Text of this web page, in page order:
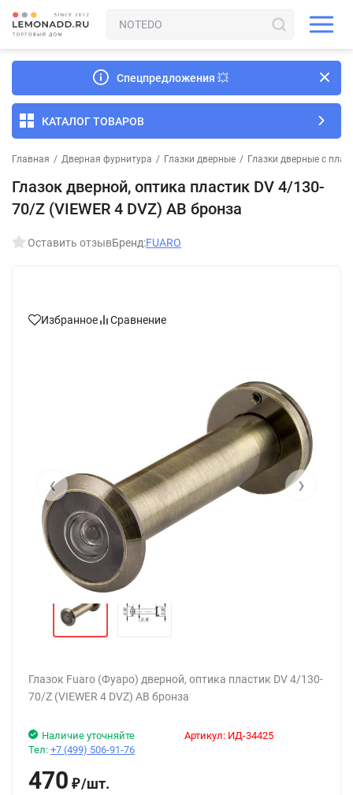
Спецпредложения 💥
КАТАЛОГ ТОВАРОВ
Главная / Дверная фурнитура / Глазки дверные / Глазки дверные с
Глазок дверной, оптика пластик DV 4/130-
70/Z (VIEWER 4 DVZ) AB бронза
Оставить отзывБренд:FUARO
Избранное Сравнение
‹ ›
Глазок Fuaro (Фуаро) дверной, оптика пластик DV 4/130-
70/Z (VIEWER 4 DVZ) AB бронза
Артикул: ИД-34425
Наличие уточняйте
Тел: +7 (499) 506-91-76
470 ₽/шт.